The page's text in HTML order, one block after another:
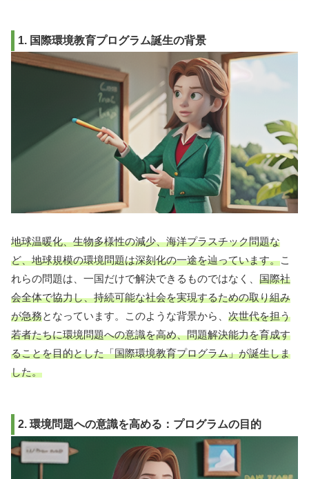
1. 国際環境教育プログラム誕生の背景
地球温暖化、生物多様性の減少、海洋プラスチック問題な
ど、地球規模の環境問題は深刻化の一途を辿っています。こ
れらの問題は、一国だけで解決できるものではなく、 国際社
会全体で協力し、持続可能な社会を実現するための取り組み
が急務となっています。このような背景から、 次世代を担う
若者たちに環境問題への意識を高め、問題解決能力を育成す
ることを目的とした「国際環境教育プログラム」が誕生しま
した。
2. 環境問題への意識を高める：プログラムの目的